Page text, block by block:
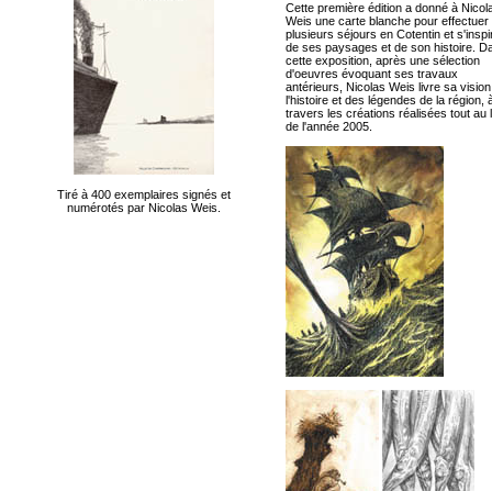
Tiré à 400 exemplaires signés et
numérotés par Nicolas Weis.
Cette première édition a donné à
Weis une carte blanche pour effectuer
plusieurs séjours en Cotentin et
de ses paysages et de son histoire.
cette exposition, après une sélection
d'oeuvres évoquant ses travaux
antérieurs, Nicolas Weis livre sa
l'histoire et des légendes de la région,
travers les créations réalisées tout au
de l'année 2005.